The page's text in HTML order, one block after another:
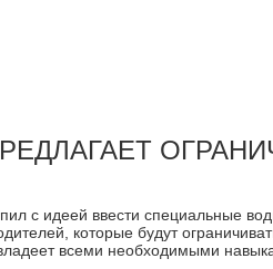
с идеей ввести специальные
которые будут
всеми необходимыми